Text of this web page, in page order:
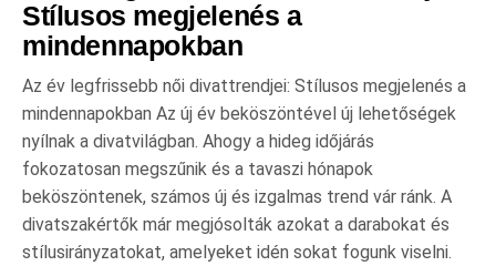
Stílusos megjelenés a
mindennapokban
Az év legfrissebb női divattrendjei: Stílusos megjelenés a
mindennapokban Az új év beköszöntével új lehetőségek
nyílnak a divatvilágban. Ahogy a hideg időjárás
fokozatosan megszűnik és a tavaszi hónapok
beköszöntenek, számos új és izgalmas trend vár ránk. A
divatszakértők már megjósolták azokat a darabokat és
stílusirányzatokat, amelyeket idén sokat fogunk viselni.